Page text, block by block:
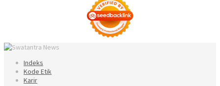
Indeks
Kode Etik
Karir